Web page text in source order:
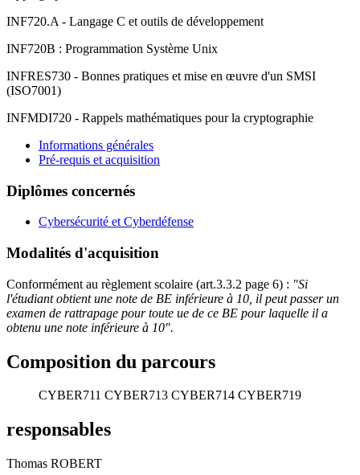
INF720.A - Langage C et outils de développement
INF720B : Programmation Système Unix
INFRES730 - Bonnes pratiques et mise en œuvre d'un SMSI
(ISO7001)
INFMDI720 - Rappels mathématiques pour la cryptographie
Informations générales
Pré-requis et acquisition
Diplômes concernés
Cybersécurité et Cyberdéfense
Modalités d'acquisition
Conformément au règlement scolaire (art.3.3.2 page 6) : "Si
l'étudiant obtient une note de BE inférieure à 10, il peut passer un
examen de rattrapage pour toute ue de ce BE pour laquelle il a
obtenu une note inférieure à 10".
Composition du parcours
CYBER711 CYBER713 CYBER714 CYBER719
responsables
Thomas ROBERT